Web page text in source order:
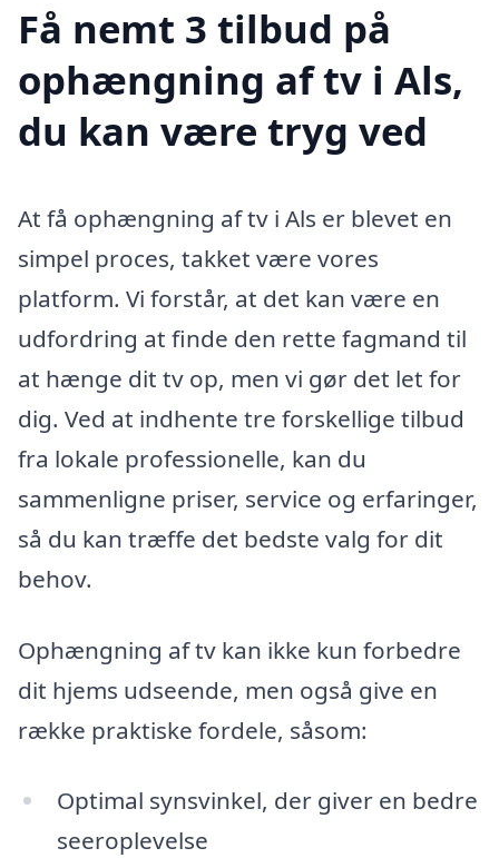
Få nemt 3 tilbud på
ophængning af tv i Als,
du kan være tryg ved
At få ophængning af tv i Als er blevet en
simpel proces, takket være vores
platform. Vi forstår, at det kan være en
udfordring at finde den rette fagmand til
at hænge dit tv op, men vi gør det let for
dig. Ved at indhente tre forskellige tilbud
fra lokale professionelle, kan du
sammenligne priser, service og erfaringer,
så du kan træffe det bedste valg for dit
behov.
Ophængning af tv kan ikke kun forbedre
dit hjems udseende, men også give en
række praktiske fordele, såsom:
Optimal synsvinkel, der giver en bedre
seeroplevelse